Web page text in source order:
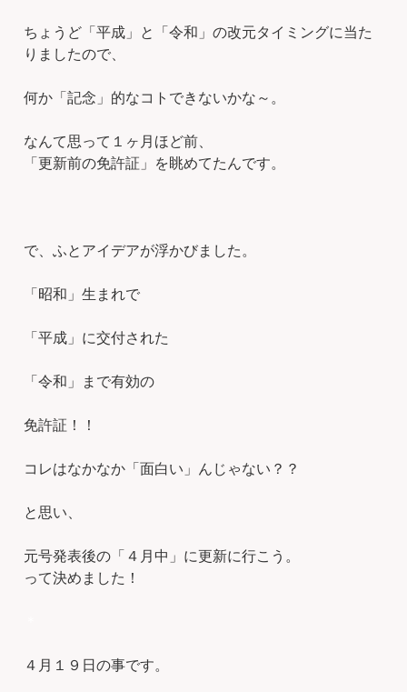
ちょうど「平成」と「令和」の改元タイミングに当た
りましたので、
何か「記念」的なコトできないかな～。
なんて思って１ヶ月ほど前、
「更新前の免許証」を眺めてたんです。
で、ふとアイデアが浮かびました。
「昭和」生まれで
「平成」に交付された
「令和」まで有効の
免許証！！
コレはなかなか「面白い」んじゃない？？
と思い、
元号発表後の「４月中」に更新に行こう。
って決めました！
４月１９日の事です。